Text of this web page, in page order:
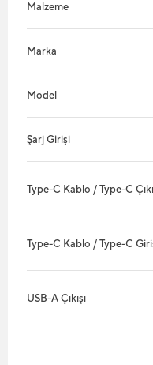
Malzeme
Marka
Model
Şarj Girişi
Type-C Kablo / Type-C
Type-C Kablo / Type-C
USB-A Çıkışı